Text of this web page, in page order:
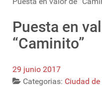
Puesta en
“Caminito”
29 junio 2017
Categorias: Ciudad